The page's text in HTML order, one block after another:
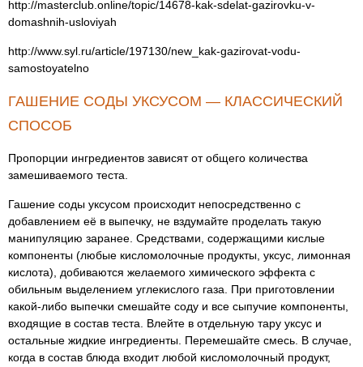
http://masterclub.online/topic/14678-kak-sdelat-gazirovku-v-
domashnih-usloviyah
http://www.syl.ru/article/197130/new_kak-gazirovat-vodu-
samostoyatelno
ГАШЕНИЕ СОДЫ УКСУСОМ — КЛАССИЧЕСКИЙ
СПОСОБ
Пропорции ингредиентов зависят от общего количества
замешиваемого теста.
Гашение соды уксусом происходит непосредственно с
добавлением её в выпечку, не вздумайте проделать такую
манипуляцию заранее. Средствами, содержащими кислые
компоненты (любые кисломолочные продукты, уксус, лимонная
кислота), добиваются желаемого химического эффекта с
обильным выделением углекислого газа. При приготовлении
какой-либо выпечки смешайте соду и все сыпучие компоненты,
входящие в состав теста. Влейте в отдельную тару уксус и
остальные жидкие ингредиенты. Перемешайте смесь. В случае,
когда в состав блюда входит любой кисломолочный продукт,